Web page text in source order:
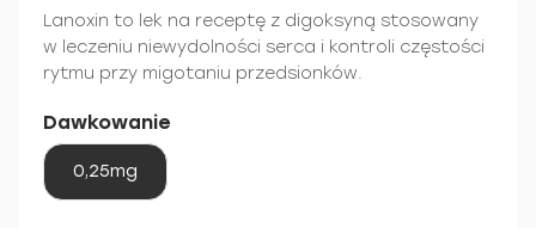
Lanoxin to lek na receptę z digoksyną stosowany
w leczeniu niewydolności serca i kontroli częstości
rytmu przy migotaniu przedsionków.
Dawkowanie
0,25mg